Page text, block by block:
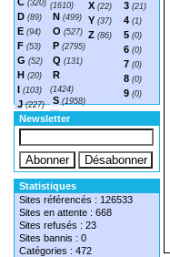
(320)
D (89)
E (94)
F (53)
G (52)
H (20)
I (103)
J(227)
(1610)
N (499)
O (527)
P (2795)
Q (131)
R
(1424)
S (1958)
T(1548)
X (22)
Y (37)
Z (86)
3 (21)
4 (1)
5 (0)
6 (0)
7 (0)
8 (0)
9 (0)
Newsletter
Statistiques
Sites référencés : 126533
Sites en attente : 668
Sites refusés : 23
Sites bannis : 0
Catégories : 472